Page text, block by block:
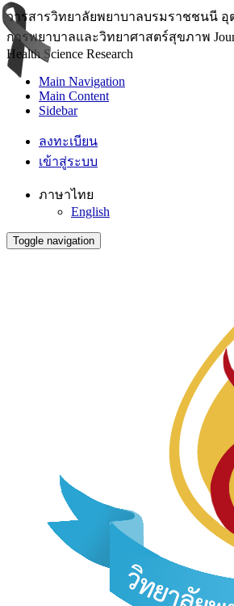
วารสารวิทยาลัยพยาบาลบรมราชชนนี อุ
การพยาบาลและวิทยาศาสตร์สุขภาพ
Health Science Research
Main Navigation
Main Content
Sidebar
ลงทะเบียน
เข้าสู่ระบบ
ภาษาไทย
English
Toggle navigation